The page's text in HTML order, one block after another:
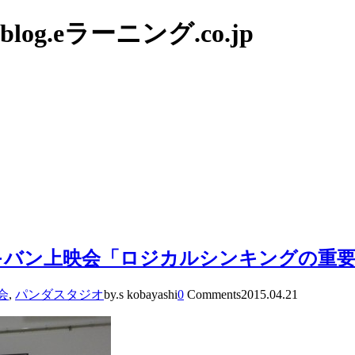
ラーニング.co.jp
ン上映会「ロジカルシンキングの重
, パンダスタジオby.s kobayashi0 Comments2015.04.21